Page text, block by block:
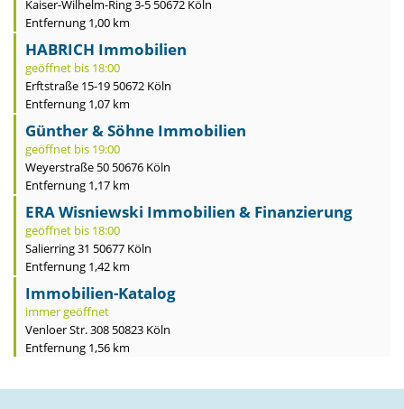
Kaiser-Wilhelm-Ring 3-5 50672 Köln
Entfernung 1,00 km
HABRICH Immobilien
geöffnet bis 18:00
Erftstraße 15-19 50672 Köln
Entfernung 1,07 km
Günther & Söhne Immobilien
geöffnet bis 19:00
Weyerstraße 50 50676 Köln
Entfernung 1,17 km
ERA Wisniewski Immobilien & Finanzierung
geöffnet bis 18:00
Salierring 31 50677 Köln
Entfernung 1,42 km
Immobilien-Katalog
immer geöffnet
Venloer Str. 308 50823 Köln
Entfernung 1,56 km